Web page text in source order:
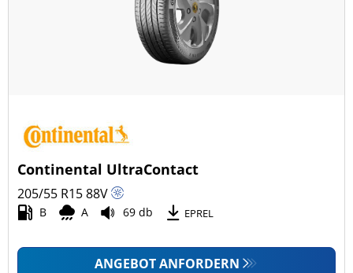
Ganzjahresreifen (0)
Pkw (18)
Transporter (0)
Wohnmobil (0)
Continental UltraContact
205/55 R1588V
B A 69 db EPREL
ANGEBOT ANFORDERN